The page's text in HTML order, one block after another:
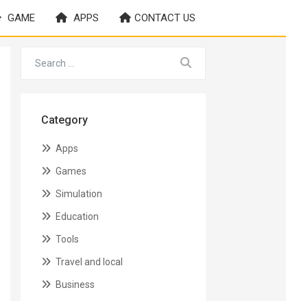
GAME APPS CONTACT US
Category
Apps
Games
Simulation
Education
Tools
Travel and local
Business